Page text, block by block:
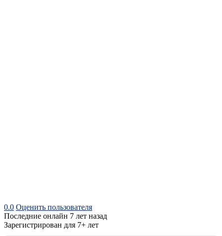
0.0 Оценить пользователя
Последние онлайн 7 лет назад
Зарегистрирован для 7+ лет